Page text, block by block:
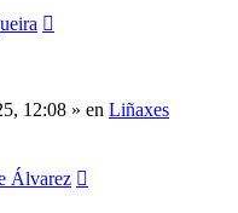
12:08 » en Liñaxes
Álvarez